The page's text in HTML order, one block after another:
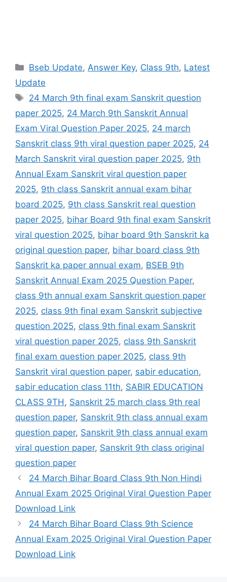
Categories
Bseb Update, Answer Key, Class 9th, Latest
Update
Tags
24 March 9th final exam Sanskrit question
paper 2025, 24 March 9th Sanskrit Annual
Exam Viral Question Paper 2025, 24 march
Sanskrit class 9th viral question paper 2025, 24
March Sanskrit viral question paper 2025, 9th
Annual Exam Sanskrit viral question paper
2025, 9th class Sanskrit annual exam bihar
board 2025, 9th class Sanskrit real question
paper 2025, bihar Board 9th final exam Sanskrit
viral question 2025, bihar board 9th Sanskrit ka
original question paper, bihar board class 9th
Sanskrit ka paper annual exam, BSEB 9th
Sanskrit Annual Exam 2025 Question Paper,
class 9th annual exam Sanskrit question paper
2025, class 9th final exam Sanskrit subjective
question 2025, class 9th final exam Sanskrit
viral question paper 2025, class 9th Sanskrit
final exam question paper 2025, class 9th
Sanskrit viral question paper, sabir education,
sabir education class 11th, SABIR EDUCATION
CLASS 9TH , Sanskrit 25 march class 9th real
question paper, Sanskrit 9th class annual exam
question paper, Sanskrit 9th class annual exam
viral question paper, Sanskrit 9th class original
question paper
24 March Bihar Board Class 9th Non Hindi
Annual Exam 2025 Original Viral Question Paper
Download Link
24 March Bihar Board Class 9th Science
Annual Exam 2025 Original Viral Question Paper
Download Link